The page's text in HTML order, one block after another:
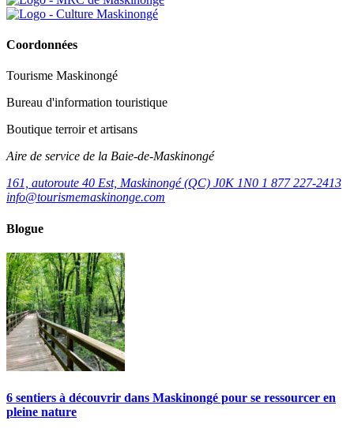
Coordonnées
Tourisme Maskinongé
Bureau d'information touristique
Boutique terroir et artisans
Aire de service de la Baie-de-Maskinongé
161, autoroute 40 Est, Maskinongé (QC) J0K 1N0 1 877 227-2413
info@tourismemaskinonge.com
Blogue
6 sentiers à découvrir dans Maskinongé pour se ressourcer en
pleine nature